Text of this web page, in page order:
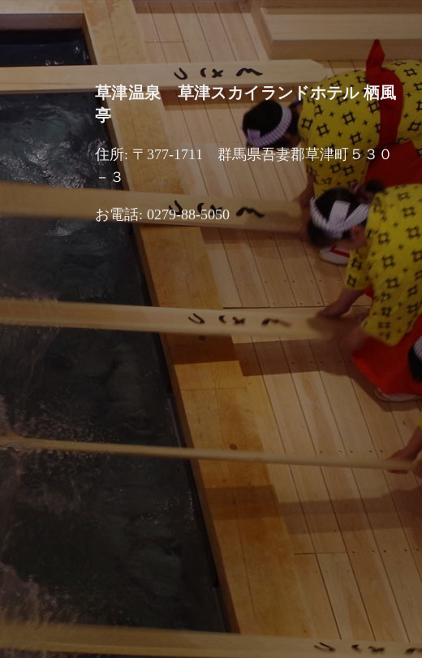
草津温泉 草津スカイランドホテル 栖風
亭
住所: 〒377-1711 群馬県吾妻郡草津町５３０
－３
お電話: 0279-88-5050